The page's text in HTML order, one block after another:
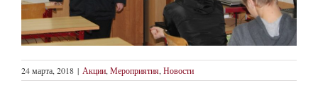
24 марта, 2018 | Акции,Мероприятия,Новости